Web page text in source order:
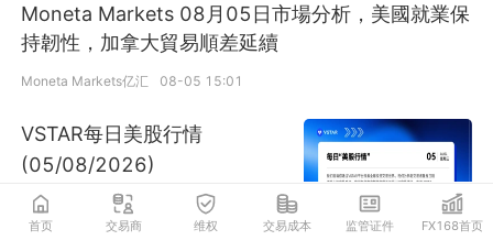
Moneta Markets 08月05日市場分析，美國就業保
持韌性，加拿大貿易順差延續
Moneta Markets亿汇 08-05 15:01
VSTAR每日美股行情
(05/08/2026)
首页 交易商 维权 交易成本 监管证件 FX168首页